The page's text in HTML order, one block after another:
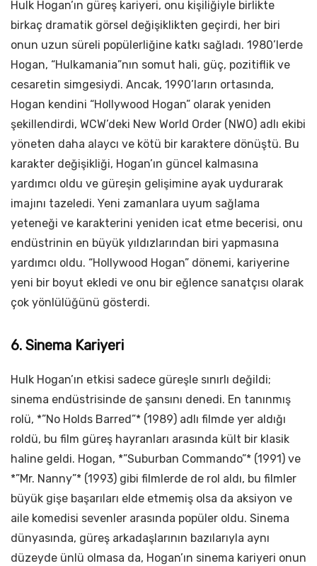
Hulk Hogan’ın güreş kariyeri, onu kişiliğiyle birlikte
birkaç dramatik görsel değişiklikten geçirdi, her biri
onun uzun süreli popülerliğine katkı sağladı. 1980’lerde
Hogan, “Hulkamania”nın somut hali, güç, pozitiflik ve
cesaretin simgesiydi. Ancak, 1990’ların ortasında,
Hogan kendini “Hollywood Hogan” olarak yeniden
şekillendirdi, WCW’deki New World Order (NWO) adlı ekibi
yöneten daha alaycı ve kötü bir karaktere dönüştü. Bu
karakter değişikliği, Hogan’ın güncel kalmasına
yardımcı oldu ve güreşin gelişimine ayak uydurarak
imajını tazeledi. Yeni zamanlara uyum sağlama
yeteneği ve karakterini yeniden icat etme becerisi, onu
endüstrinin en büyük yıldızlarından biri yapmasına
yardımcı oldu. “Hollywood Hogan” dönemi, kariyerine
yeni bir boyut ekledi ve onu bir eğlence sanatçısı olarak
çok yönlülüğünü gösterdi.
6. Sinema Kariyeri
Hulk Hogan’ın etkisi sadece güreşle sınırlı değildi;
sinema endüstrisinde de şansını denedi. En tanınmış
rolü, *”No Holds Barred”* (1989) adlı filmde yer aldığı
roldü, bu film güreş hayranları arasında kült bir klasik
haline geldi. Hogan, *”Suburban Commando”* (1991) ve
*”Mr. Nanny”* (1993) gibi filmlerde de rol aldı, bu filmler
büyük gişe başarıları elde etmemiş olsa da aksiyon ve
aile komedisi sevenler arasında popüler oldu. Sinema
dünyasında, güreş arkadaşlarının bazılarıyla aynı
düzeyde ünlü olmasa da, Hogan’ın sinema kariyeri onun